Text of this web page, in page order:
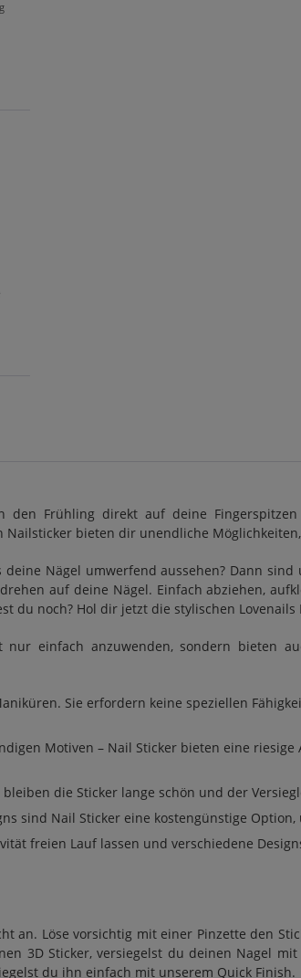
Frühling direkt auf deine
bieten dir unendliche
Nägel umwerfend aussehen? Dann
auf deine Nägel. Einfach abziehen,
du noch? Hol dir jetzt die stylischen
einfach anzuwenden, sondern bieten
Sie erfordern keine speziellen
Motiven – Nail Sticker bieten eine riesige
die Sticker lange schön und der
sind Nail Sticker eine kostengünstige
freien Lauf lassen und verschiedene
an. Löse vorsichtig mit einer Pinzette den
3D Sticker, versiegelst du deinen Nagel
du ihn einfach mit unserem Quick Finish.